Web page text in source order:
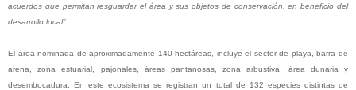
acuerdos que permitan resguardar el área y sus objetos de conservación, en beneficio del
desarrollo local”.
El área nominada de aproximadamente 140 hectáreas, incluye el sector de playa, barra de
arena, zona estuarial, pajonales, áreas pantanosas, zona arbustiva, área dunaria y
desembocadura. En este ecosistema se registran un total de 132 especies distintas de